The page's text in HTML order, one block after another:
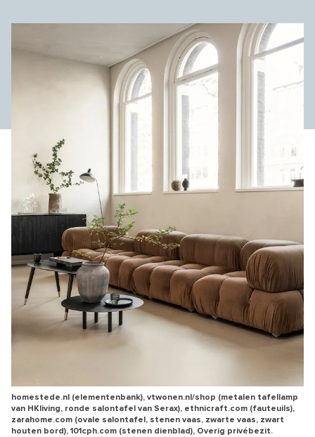
homestede.nl (elementenbank), vtwonen.nl/shop (metalen tafellamp
van HKliving, ronde salontafel van Serax), ethnicraft.com (fauteuils),
zarahome.com (ovale salontafel, stenen vaas, zwarte vaas, zwart
houten bord), 101cph.com (stenen dienblad), Overig privébezit.